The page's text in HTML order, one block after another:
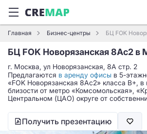
Главная Бизнес-центры БЦ FOK
БЦ FOK Новорязанская 8Ас2 в
г. Москва, ул Новорязанская, 8А стр. 2
Предлагаются в аренду офисы в 5-
«FOK Новорязанская 8Ас2» класса B+, в
близости от метро «Комсомольская»,
Центральном (ЦАО) округе от
Получить презентацию